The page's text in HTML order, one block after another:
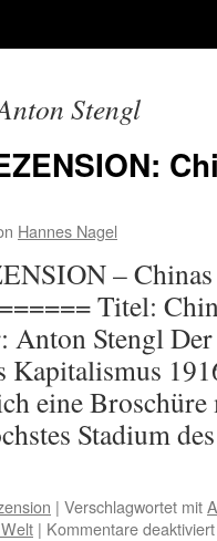
Stengl
Hannes Nagel
–
Titel:
Stengl
Kapitalismus
eine Broschüre
Stadium
| Verschlagwortet mit
| Kommentare deaktiviert